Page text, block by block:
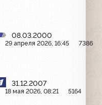
08.03.2000
29 апреля 2026, 16:45 7386
31.12.2007
18 мая 2026, 08:21 5164